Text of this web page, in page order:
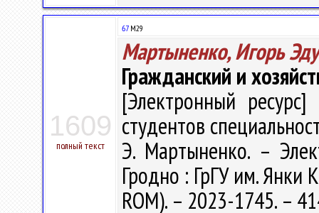
1609
полный текст
67М29
Мартыненко, Игорь
Гражданский и
[Электронный
студентов
Э. Мартыненко. –
Гродно : ГрГУ им. Янки
ROM). – 2023-1745. –